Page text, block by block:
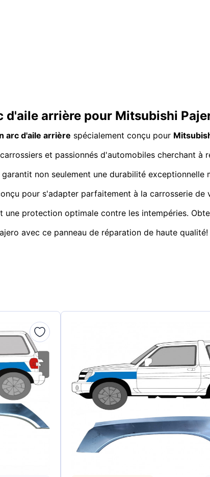
d'aile arrière pour Mitsubishi
arc d'aile arrière spécialement conçu pour
et passionnés d'automobiles cherchant
non seulement une durabilité
pour s'adapter parfaitement à la carrosserie de
protection optimale contre les intempéries.
avec ce panneau de réparation de haute qualité!